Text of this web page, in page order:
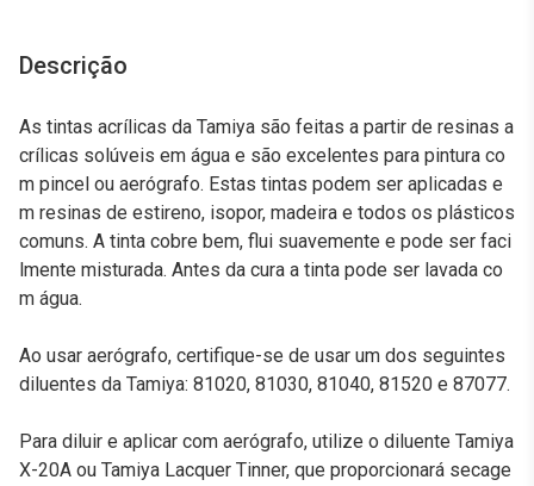
Descrição
As tintas acrílicas da Tamiya são feitas a partir de resinas a
crílicas solúveis em água e são excelentes para pintura co
m pincel ou aerógrafo. Estas tintas podem ser aplicadas e
m resinas de estireno, isopor, madeira e todos os plásticos
comuns. A tinta cobre bem, flui suavemente e pode ser faci
lmente misturada. Antes da cura a tinta pode ser lavada co
m água.
Ao usar aerógrafo, certifique-se de usar um dos seguintes
diluentes da Tamiya: 81020, 81030, 81040, 81520 e 87077.
Para diluir e aplicar com aerógrafo, utilize o diluente Tamiya
X-20A ou Tamiya Lacquer Tinner, que proporcionará secage